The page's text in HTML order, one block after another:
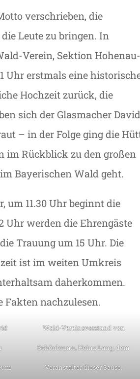
verschrieben, die
Leute zu bringen. In
Verein, Sektion Hohenau-
Uhr erstmals eine
Hochzeit zurück, die
sich der Glasmacher David
– in der Folge ging die
im Rückblick zu den großen
Bayerischen Wald geht.
um 11.30 Uhr beginnt die
Uhr werden die Ehrengäste
Trauung um 15 Uhr. Die
ist im weiten Umkreis
daherkommen.
nachzulesen.
Wald-Vereinsvorstand von
Schönbrunn, Heinz Lang, dem
Veranstalter dieser Sause.